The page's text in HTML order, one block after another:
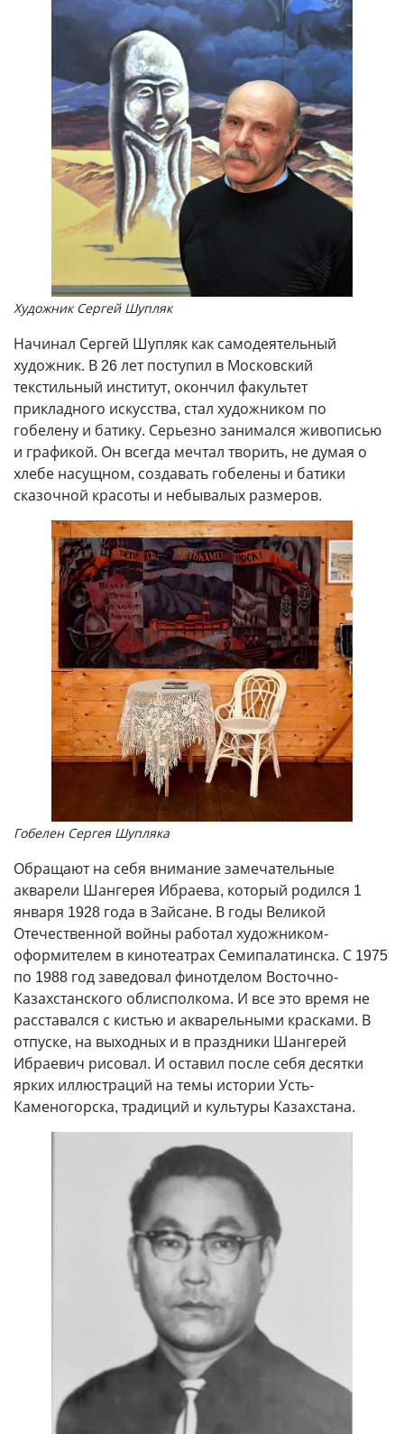
Художник Сергей Шупляк
Начинал Сергей Шупляк как самодеятельный
художник. В 26 лет поступил в Московский
текстильный институт, окончил факультет
прикладного искусства, стал художником по
гобелену и батику. Серьезно занимался живописью
и графикой. Он всегда мечтал творить, не думая о
хлебе насущном, создавать гобелены и батики
сказочной красоты и небывалых размеров.
Гобелен Сергея Шупляка
Обращают на себя внимание замечательные
акварели Шангерея Ибраева, который родился 1
января 1928 года в Зайсане. В годы Великой
Отечественной войны работал художником-
оформителем в кинотеатрах Семипалатинска. С 1975
по 1988 год заведовал финотделом Восточно-
Казахстанского облисполкома. И все это время не
расставался с кистью и акварельными красками. В
отпуске, на выходных и в праздники Шангерей
Ибраевич рисовал. И оставил после себя десятки
ярких иллюстраций на темы истории Усть-
Каменогорска, традиций и культуры Казахстана.